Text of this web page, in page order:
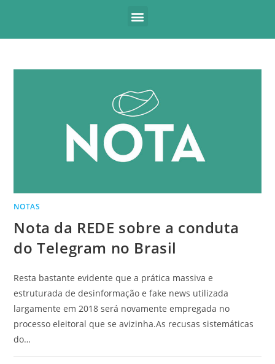
NOTAS
Nota da REDE sobre a conduta
do Telegram no Brasil
Resta bastante evidente que a prática massiva e
estruturada de desinformação e fake news utilizada
largamente em 2018 será novamente empregada no
processo eleitoral que se avizinha.As recusas sistemáticas
do…